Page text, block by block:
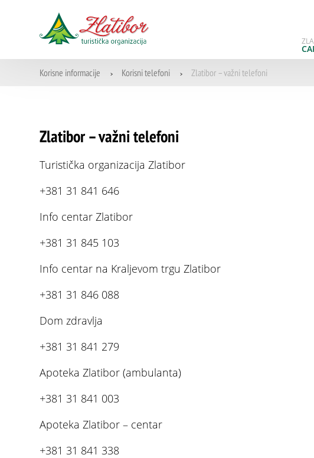
Korisne informacije > Korisni telefoni > Zlatibor – važni telefoni
Zlatibor – važni telefoni
Turistička organizacija Zlatibor
+381 31 841 646
Info centar Zlatibor
+381 31 845 103
Info centar na Kraljevom trgu Zlatibor
+381 31 846 088
Dom zdravlja
+381 31 841 279
Apoteka Zlatibor (ambulanta)
+381 31 841 003
Apoteka Zlatibor – centar
+381 31 841 338